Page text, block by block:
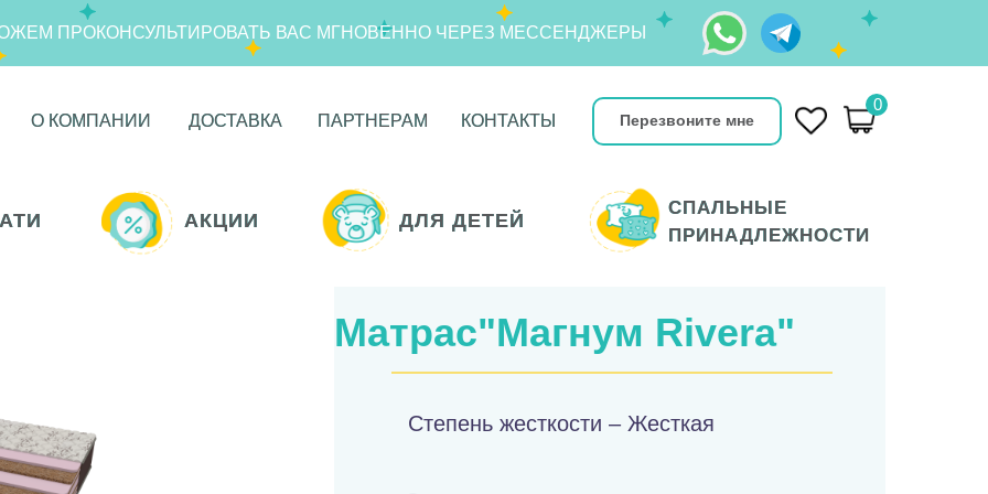
ДОСТАВКА
ДОСТАВКА КОНТАКТЫ
КОНТАКТЫ
О КОМПАНИИ
О КОМПАНИИ ПАРТНЕРАМ
ПАРТНЕРАМ Перезвоните мне
0
ПРОКОНСУЛЬТИРОВАТЬ ВАС МГНОВЕННО ЧЕРЕЗ МЕССЕНДЖЕРЫ
АКЦИИ
АКЦИИ ДЛЯ ДЕТЕЙ
ДЛЯ ДЕТЕЙ
СПАЛЬНЫЕ
ПРИНАДЛЕЖНОСТИ
СПАЛЬНЫЕ
ПРИНАДЛЕЖНОСТИ
Матрас"Магнум Rivera"
Степень жесткости – Жесткая